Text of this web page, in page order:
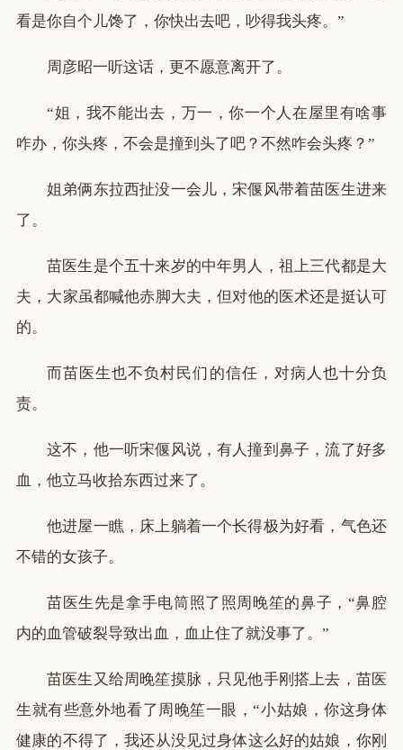
看是你自个儿馋了，你快出去吧，吵得我头疼。”
周彦昭一听这话，更不愿意离开了。
“姐，我不能出去，万一，你一个人在屋里有啥事
咋办，你头疼，不会是撞到头了吧？不然咋会头疼？”
姐弟俩东拉西扯没一会儿，宋偃风带着苗医生进来
了。
苗医生是个五十来岁的中年男人，祖上三代都是大
夫，大家虽都喊他赤脚大夫，但对他的医术还是挺认可
的。
而苗医生也不负村民们的信任，对病人也十分负
责。
这不，他一听宋偃风说，有人撞到鼻子，流了好多
血，他立马收拾东西过来了。
他进屋一瞧，床上躺着一个长得极为好看，气色还
不错的女孩子。
苗医生先是拿手电筒照了照周晚笙的鼻子，“鼻腔
内的血管破裂导致出血，血止住了就没事了。”
苗医生又给周晚笙摸脉，只见他手刚搭上去，苗医
生就有些意外地看了周晚笙一眼，“小姑娘，你这身体
健康的不得了，我还从没见过身体这么好的姑娘，你刚